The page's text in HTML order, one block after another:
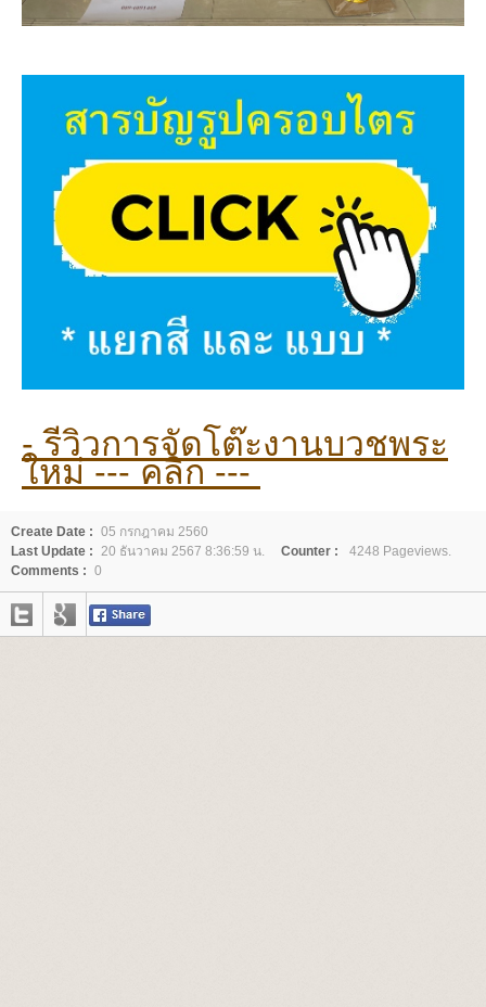
- รีวิวการจัดโต๊ะงานบวชพระ
หม่ --- คลิก ---
Create Date : 05 กรกฎาคม 2560
Last Update : 20 ธันวาคม 2567 8:36:59 น. Counter :
4248 Pageviews.
Comments : 0